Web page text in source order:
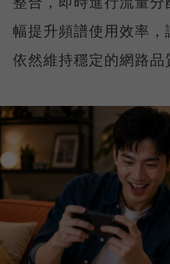
幅提升頻譜使用效率
依然維持穩定的網路品